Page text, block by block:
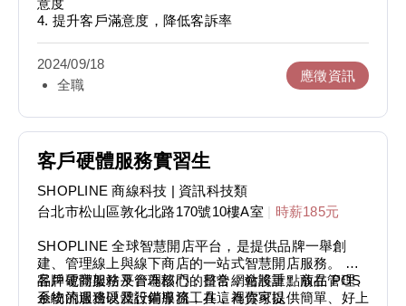
意度
4. 提升客戶滿意度，降低客訴率
2024/09/18
全職
應徵資訊
客戶硬體服務實習生
SHOPLINE 商線科技 | 資訊科技類
台北市松山區敦化北路170號10樓A室
時薪185元
SHOPLINE 全球智慧開店平台，是提供品牌一舉創
建、管理線上與線下商店的一站式智慧開店服務。 以
品牌電商架站平台為核心，整合網站設計、商品管理、
金物流服務以及行銷導流工具，為賣家提供簡單、好上
客戶硬體服務及管理部門的日常，會將重點放在 POS
系統的週邊硬體設備服務，在這裡你可以：